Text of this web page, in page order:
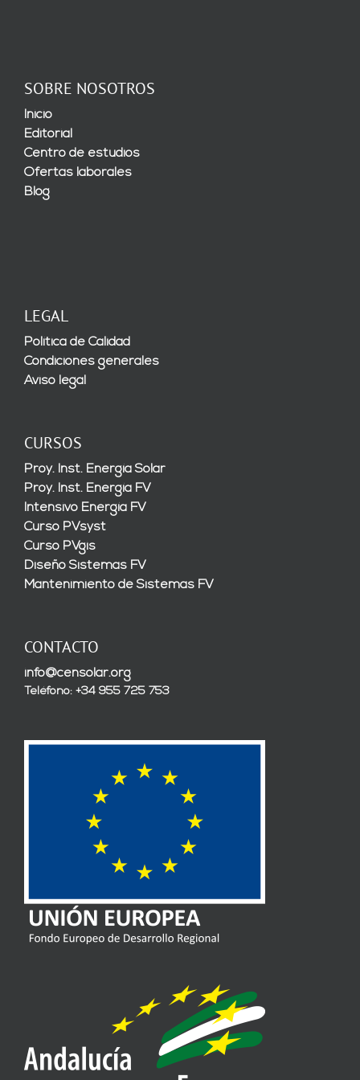
SOBRE NOSOTROS
Inicio
Editorial
Centro de estudios
Ofertas laborales
Blog
LEGAL
Política de Calidad
Condiciones generales
Aviso legal
CURSOS
Proy. Inst. Energía Solar
Proy. Inst. Energía FV
Intensivo Energía FV
Curso PVsyst
Curso PVgis
Diseño Sistemas FV
Mantenimiento de Sistemas FV
CONTACTO
info@censolar.org
Teléfono: +34 955 725 753